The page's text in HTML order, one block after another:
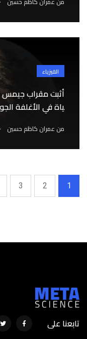
الفيزياء
أثبت مقراب جيمس
ياة في الأغلفة
من عمران كاظم حسين .
1
2
3
تابعنا على